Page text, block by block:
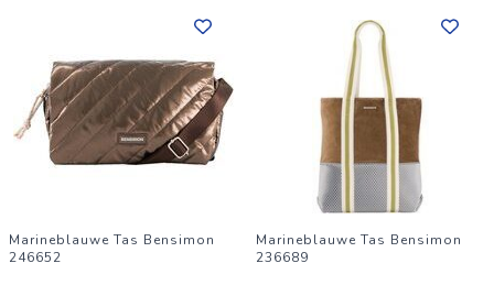
Marineblauwe Tas Bensimon
246652
Marineblauwe Tas Bensimon
236689